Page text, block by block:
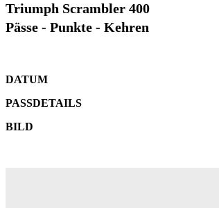
Triumph Scrambler 400
Pässe - Punkte - Kehren
DATUM
PASSDETAILS
BILD